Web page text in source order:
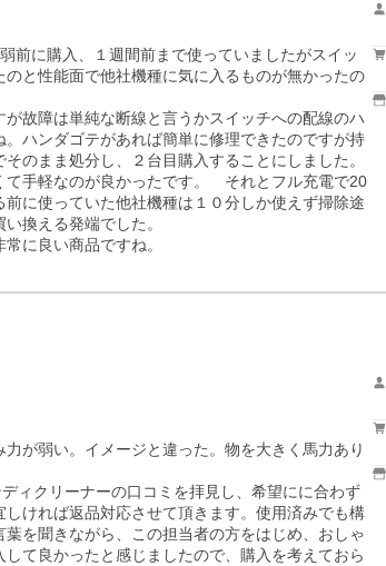
前に購入、１週間前まで使っていましたがスイッ
と性能面で他社機種に気に入るものが無かったの
故障は単純な断線と言うかスイッチへの配線のハ
ハンダゴテがあれば簡単に修理できたのですが持
のまま処分し、２台目購入することにしました。
手軽なのが良かったです。　それとフル充電で20
に使っていた他社機種は１０分しか使えず掃除途
換える発端でした。
に良い商品ですね。
が弱い。イメージと違った。物を大きく馬力あり
ィクリーナーの口コミを拝見し、希望にに合わず
ければ返品対応させて頂きます。使用済みでも構
を聞きながら、この担当者の方をはじめ、おしゃ
て良かったと感じましたので、購入を考えておら